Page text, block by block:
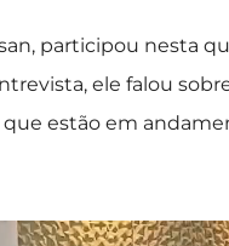
participou nesta
ele falou
que estão em